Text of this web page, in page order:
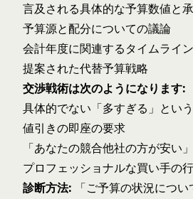
言及される具体的な予算数値と
予算源と配分についての議論
会計年度に関連するタイムライン
提案された代替予算戦略
交渉戦術は次のようになります:
具体的でない「多すぎる」とい
値引きの即座の要求
「あなたの競合他社の方が安い
プロフェッショナルな買い手の
診断方法: 「ご予算の状況につ